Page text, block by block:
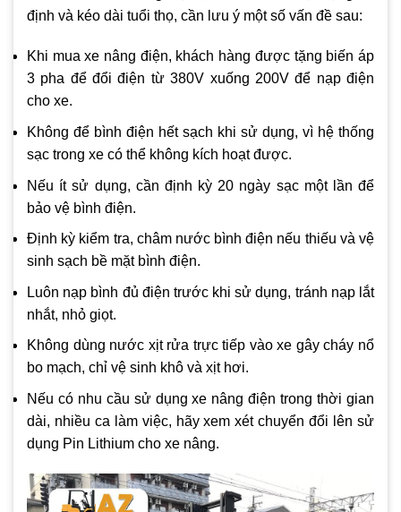
định và kéo dài tuổi thọ, cần lưu ý một số vấn đề sau:
Khi mua xe nâng điện, khách hàng được tặng biến áp
3 pha để đổi điện từ 380V xuống 200V để nạp điện
cho xe.
Không để bình điện hết sạch khi sử dụng, vì hệ thống
sạc trong xe có thể không kích hoạt được.
Nếu ít sử dụng, cần định kỳ 20 ngày sạc một lần để
bảo vệ bình điện.
Định kỳ kiểm tra, châm nước bình điện nếu thiếu và vệ
sinh sạch bề mặt bình điện.
Luôn nạp bình đủ điện trước khi sử dụng, tránh nạp lắt
nhắt, nhỏ giọt.
Không dùng nước xịt rửa trực tiếp vào xe gây cháy nổ
bo mạch, chỉ vệ sinh khô và xịt hơi.
Nếu có nhu cầu sử dụng xe nâng điện trong thời gian
dài, nhiều ca làm việc, hãy xem xét chuyển đổi lên sử
dụng Pin Lithium cho xe nâng.